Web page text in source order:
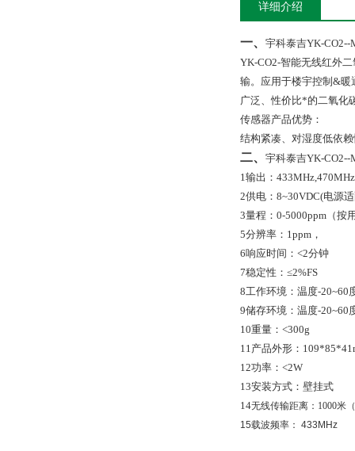
详细介绍
一、 宇科泰吉YK-CO2--
YK-CO2-智能无线红外
输。应用于楼宇控制 &暖
广泛、性价比*的二氧化
传感器产品优势：
结构紧凑、对湿度低依
二、 宇科泰吉YK-CO2--
1输出： 433MHz,470MHz
2供电： 8~30VDC(电源
3量程： 0-5000ppm （按
5分辨率： 1ppm ，
6响应时间：<2分钟
7稳定性： ≤2%FS
8工作环境：温度-20~60
9储存环境：温度-20~60
10重量： <300g
11产品外形：
12功率： <2W
13安装方式：壁挂式
14无线传输距离：1000米
15载波频率： 433MHz